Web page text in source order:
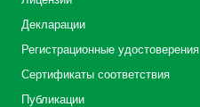
Декларации
Регистрационные удостоверения
Сертификаты соответствия
Публикации